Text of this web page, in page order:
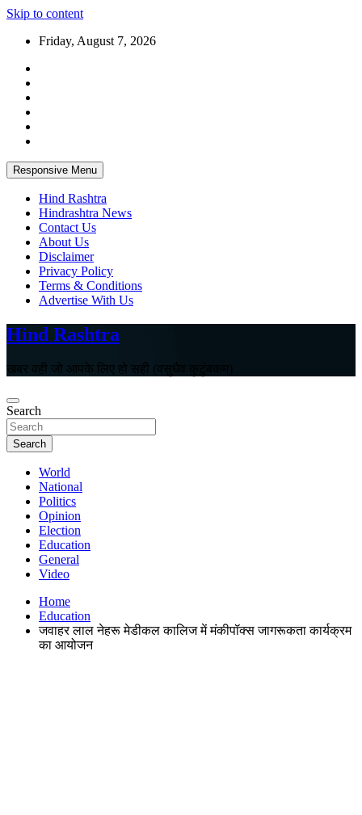
Skip to content
Friday, August 7, 2026
Responsive Menu
Hind Rashtra
Hindrashtra News
Contact Us
About Us
Disclaimer
Privacy Policy
Terms & Conditions
Advertise With Us
Hind Rashtra
खबर वही जो आपके लिए हो सही (वसुधैव कुटुंबकम)
Search
Search
World
National
Politics
Opinion
Election
Education
General
Video
Home
Education
जवाहर लाल नेहरू मेडीकल कालिज में मंकीपॉक्स जागरूकता कार्यक्रम
का आयोजन